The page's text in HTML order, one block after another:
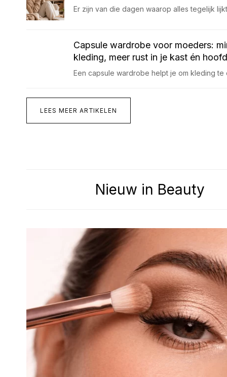
Er zijn van die dagen waarop alles tegelijk
Capsule wardrobe voor moeders:
kleding, meer rust in je kast én hoofd
Een capsule wardrobe helpt je om kleding
LEES MEER ARTIKELEN
Nieuw in Beauty